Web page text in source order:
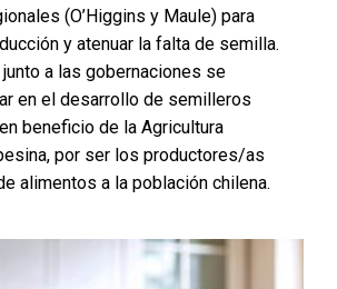
(O’Higgins y Maule) para
y atenuar la falta de semilla.
a las gobernaciones se
en el desarrollo de semilleros
beneficio de la Agricultura
por ser los productores/as
alimentos a la población chilena.